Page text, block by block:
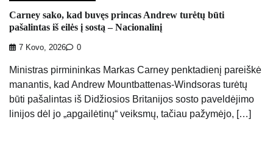
Carney sako, kad buvęs princas Andrew turėtų būti
pašalintas iš eilės į sostą – Nacionalinį
7 Kovo, 2026 0
Ministras pirmininkas Markas Carney penktadienį pareiškė
manantis, kad Andrew Mountbattenas-Windsoras turėtų
būti pašalintas iš Didžiosios Britanijos sosto paveldėjimo
linijos dėl jo „apgailėtinų“ veiksmų, tačiau pažymėjo, […]